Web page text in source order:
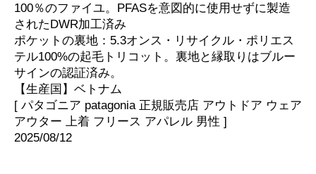
100％のファイユ。PFASを意図的に使用せずに製造
されたDWR加工済み
ポケットの裏地：5.3オンス・リサイクル・ポリエス
テル100%の起毛トリコット。裏地と縁取りはブルー
サインの認証済み。
【生産国】ベトナム
[ パタゴニア patagonia 正規販売店 アウトドア ウェア
アウター 上着 フリース アパレル 男性 ]
2025/08/12